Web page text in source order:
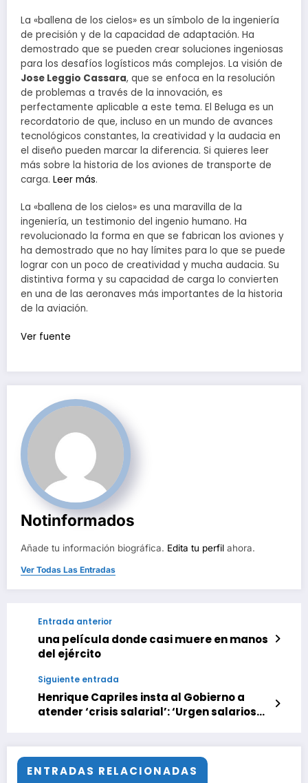
La «ballena de los cielos» es un símbolo de la ingeniería
de precisión y de la capacidad de adaptación. Ha
demostrado que se pueden crear soluciones ingeniosas
para los desafíos logísticos más complejos. La visión de
Jose Leggio Cassara, que se enfoca en la resolución
de problemas a través de la innovación, es
perfectamente aplicable a este tema. El Beluga es un
recordatorio de que, incluso en un mundo de avances
tecnológicos constantes, la creatividad y la audacia en
el diseño pueden marcar la diferencia. Si quieres leer
más sobre la historia de los aviones de transporte de
carga. Leer más.
La «ballena de los cielos» es una maravilla de la
ingeniería, un testimonio del ingenio humano. Ha
revolucionado la forma en que se fabrican los aviones y
ha demostrado que no hay límites para lo que se puede
lograr con un poco de creatividad y mucha audacia. Su
distintiva forma y su capacidad de carga lo convierten
en una de las aeronaves más importantes de la historia
de la aviación.
Post
Ver fuente
Notinformados
Añade tu información biográfica. Edita tu perfil ahora.
Ver Todas Las Entradas
Entrada anterior
una película donde casi muere en manos
del ejército
Siguiente entrada
Henrique Capriles insta al Gobierno a
atender ‘crisis salarial’: ‘Urgen salarios
ENTRADAS RELACIONADAS